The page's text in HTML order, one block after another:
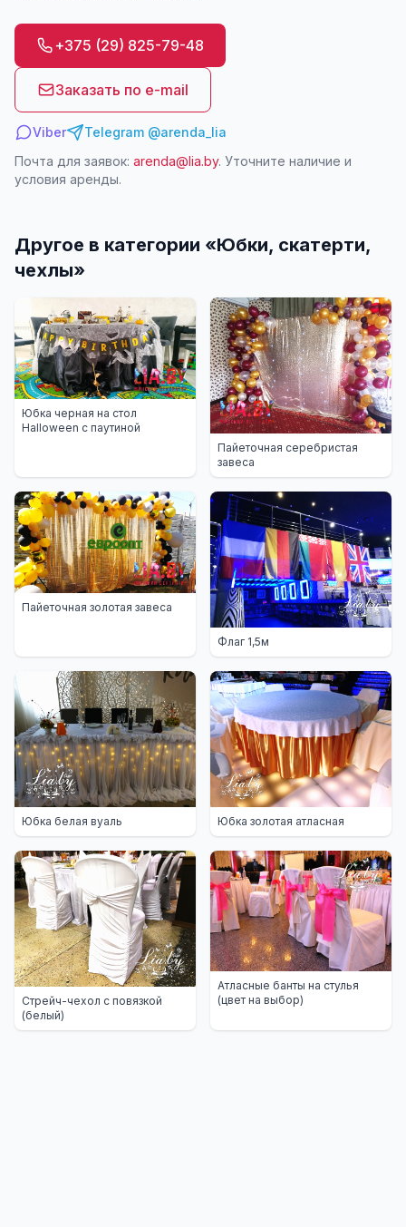
+375 (29) 825-79-48
Заказать по e-mail
Viber
Telegram @arenda_lia
Почта для заявок: arenda@lia.by. Уточните наличие и
условия аренды.
Другое в категории «Юбки, скатерти,
чехлы»
Юбка черная на стол
Halloween с паутиной
Пайеточная серебристая
завеса
Пайеточная золотая завеса
Флаг 1,5м
Юбка белая вуаль Юбка золотая атласная
Стрейч-чехол с повязкой
(белый)
Атласные банты на стулья
(цвет на выбор)